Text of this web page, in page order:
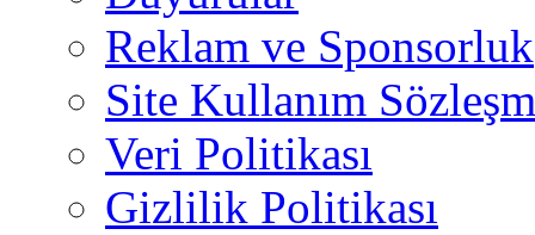
Reklam ve Sponsorluk
Site Kullanım
Veri Politikası
Gizlilik Politikası